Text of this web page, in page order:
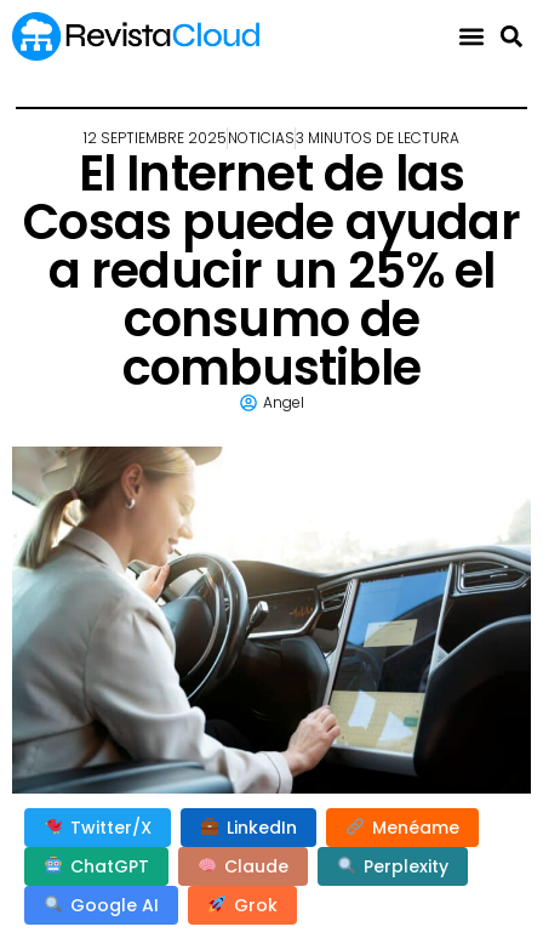
12 SEPTIEMBRE 2025NOTICIAS3 MINUTOS DE LECTURA
El Internet de las
Cosas puede ayudar
a reducir un 25% el
consumo de
combustible
Angel
Twitter/X LinkedIn
Menéame
ChatGPT
Claude
Perplexity
Google AI
Grok